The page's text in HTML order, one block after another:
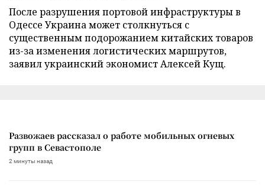
После разрушения портовой инфраструктуры в
Одессе Украина может столкнуться с
существенным подорожанием китайских товаров
из-за изменения логистических маршрутов,
заявил украинский экономист Алексей Кущ.
Развожаев рассказал о работе мобильных огневых
групп в Севастополе
2 минуты назад